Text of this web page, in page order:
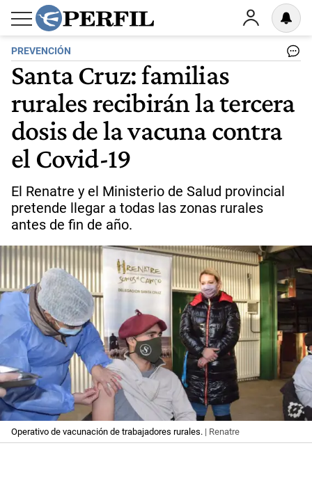
PREVENCIÓN
Santa Cruz: familias
rurales recibirán la tercera
dosis de la vacuna contra
el Covid-19
El Renatre y el Ministerio de Salud provincial
pretende llegar a todas las zonas rurales
antes de fin de año.
Operativo de vacunación de trabajadores rurales. | Renatre